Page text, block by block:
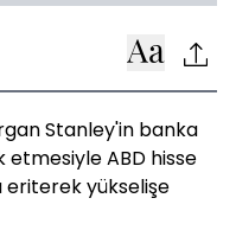
Stanley'in banka
etmesiyle ABD hisse
eriterek yükselişe